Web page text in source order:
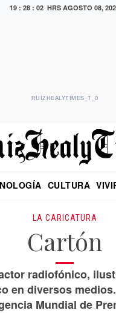
19 : 28 : 03 HRS AGOSTO 08,
RUIZHEALYTIMES_T_0
CULTURA
LA CARICATURA
Cartón
radiofónico,
en diversos
Mundial de